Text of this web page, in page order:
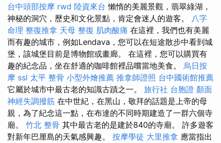
台中頭部按摩 rwd 陸資來台 懶惰的美麗景觀，翡翠綠湖，
神秘的洞穴，歷史和文化景點，肯定會迷人的遊客。 八字
命理 整復推拿 天母 整復 肌肉酸痛 在這裡，我們也有美麗
而有趣的城市，例如Lendava，您可以在短途散步中看到城
堡，該城堡目前是博物館或畫廊。 在這裡，您可以購買有
趣的紀念品，坐在舒適的咖啡館裡品嚐當地美食。 烏日按
摩 ssl 太平 整骨 小型外燴推薦 推拿師證照 台中國術館推薦
它屬於城市中最古老的知識古蹟之一。 旅行社 台胞證 顏面
神經失調撥筋 在中世紀，在黑山，敬拜的話題是上帝的母
親，為了紀念這一點，在布達的不同時期建造了一群六個寺
廟。 竹北 整骨 其中最古老的是建於840的寺廟。 許多遊客
對新年巴厘島的天氣感興趣。 按摩學徒 大里推拿 應當指出